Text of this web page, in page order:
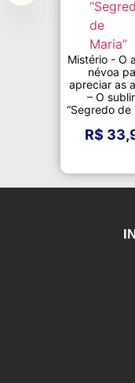
Mistério - O
névoa
apreciar as
– O
“Segredo de
R$